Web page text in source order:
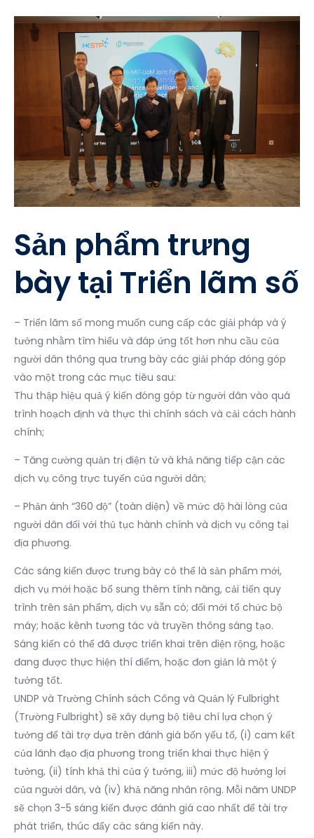
Sản phẩm trưng
bày tại Triển lãm số
– Triển lãm số mong muốn cung cấp các giải pháp và ý
tưởng nhằm tìm hiểu và đáp ứng tốt hơn nhu cầu của
người dân thông qua trưng bày các giải pháp đóng góp
vào một trong các mục tiêu sau:
Thu thập hiệu quả ý kiến đóng góp từ người dân vào quá
trình hoạch định và thực thi chính sách và cải cách hành
chính;
– Tăng cường quản trị điện tử và khả năng tiếp cận các
dịch vụ công trực tuyến của người dân;
– Phản ánh “360 độ” (toàn diện) về mức độ hài lòng của
người dân đối với thủ tục hành chính và dịch vụ công tại
địa phương.
Các sáng kiến được trưng bày có thể là sản phẩm mới,
dịch vụ mới hoặc bổ sung thêm tính năng, cải tiến quy
trình trên sản phẩm, dịch vụ sẵn có; đổi mới tổ chức bộ
máy; hoặc kênh tương tác và truyền thông sáng tạo.
Sáng kiến có thể đã được triển khai trên diện rộng, hoặc
đang được thực hiện thí điểm, hoặc đơn giản là một ý
tưởng tốt.
UNDP và Trường Chính sách Công và Quản lý Fulbright
(Trường Fulbright) sẽ xây dựng bộ tiêu chí lựa chọn ý
tưởng để tài trợ dựa trên đánh giá bốn yếu tố, (i) cam kết
của lãnh đạo địa phương trong triển khai thực hiện ý
tưởng, (ii) tính khả thi của ý tưởng, iii) mức độ hưởng lợi
của người dân, và (iv) khả năng nhân rộng. Mỗi năm UNDP
sẽ chọn 3-5 sáng kiến được đánh giá cao nhất để tài trợ
phát triển, thúc đẩy các sáng kiến này.